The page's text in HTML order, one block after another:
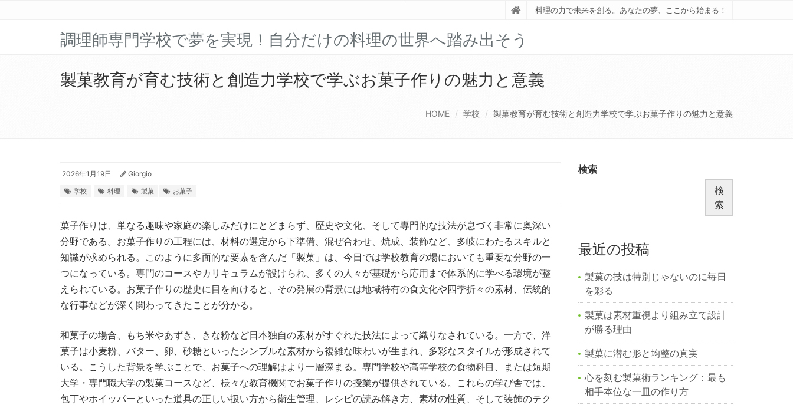
料理の力で未来を創る。あなたの夢、ここから始まる！
調理師専門学校で夢を実現！自分だけの料理の世界へ踏み出そう
製菓教育が育む技術と創造力学校で学ぶお菓子作りの魅力と意義
HOME 学校 製菓教育が育む技術と創造力学校で学ぶお菓子作りの魅力と意義
2026年1月19日 Giorgio
学校 料理 製菓 お菓子
菓子作りは、単なる趣味や家庭の楽しみだけにとどまらず、歴史や文化、そして専門的な技法が息づく非常に奥深い
分野である。 お菓子作りの工程には、材料の選定から下準備、混ぜ合わせ、焼成、装飾など、多岐にわたるスキルと
知識が求められる。このように多面的な要素を含んだ「製菓」は、今日では学校教育の場においても重要な分野の一
つになっている。専門のコースやカリキュラムが設けられ、多くの人々が基礎から応用まで体系的に学べる環境が整
えられている。お菓子作りの歴史に目を向けると、その発展の背景には地域特有の食文化や四季折々の素材、伝統的
な行事などが深く関わってきたことが分かる。
和菓子の場合、もち米やあずき、きな粉など日本独自の素材がすぐれた技法によって織りなされている。一方で、洋
菓子は小麦粉、バター、卵、砂糖といったシンプルな素材から複雑な味わいが生まれ、多彩なスタイルが形成されて
いる。こうした背景を学ぶことで、お菓子への理解はより一層深まる。専門学校や高等学校の食物科目、または短期
大学・専門職大学の製菓コースなど、様々な教育機関でお菓子作りの授業が提供されている。これらの学び舎では、
包丁やホイッパーといった道具の正しい扱い方から衛生管理、レシピの読み解き方、素材の性質、そして装飾のテク
検索
検
索
最近の投稿
製菓の技は特別じゃないのに毎日
を彩る
製菓は素材重視より組み立て設計
が勝る理由
製菓に潜む形と均整の真実
心を刻む製菓術ランキング：最も
相手本位な一皿の作り方